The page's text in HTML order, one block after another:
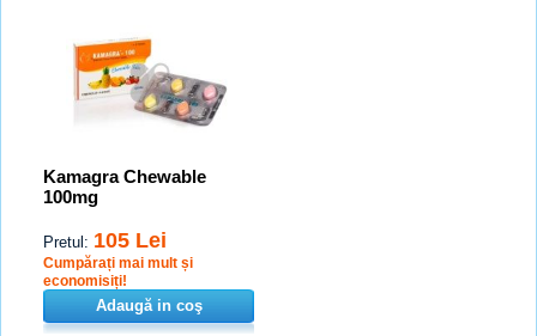
Kamagra Chewable
100mg
Pretul: 105 Lei
Cumpărați mai mult și
economisiți!
Adaugă in coş